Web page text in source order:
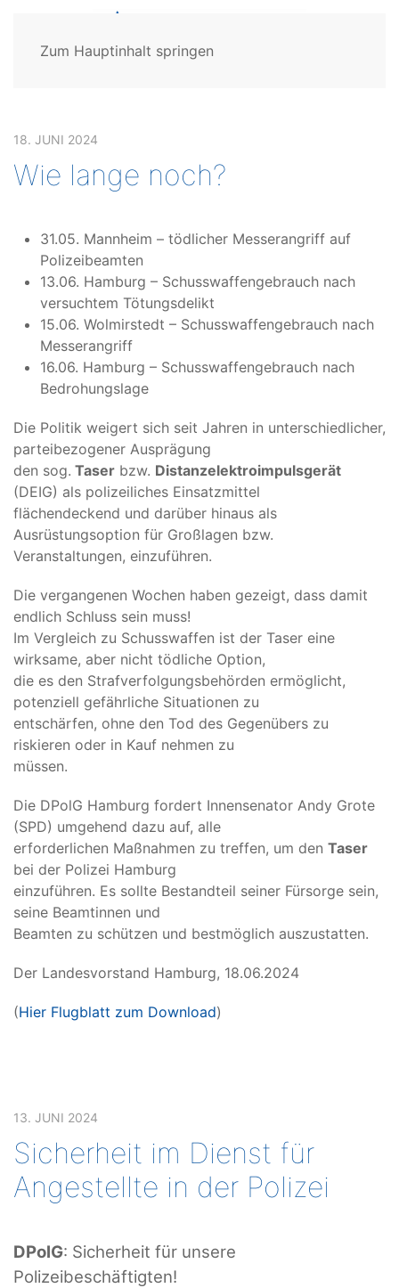
Zum Hauptinhalt springen
18. JUNI 2024
Wie lange noch?
31.05. Mannheim – tödlicher Messerangriff auf
Polizeibeamten
13.06. Hamburg – Schusswaffengebrauch nach
versuchtem Tötungsdelikt
15.06. Wolmirstedt – Schusswaffengebrauch nach
Messerangriff
16.06. Hamburg – Schusswaffengebrauch nach
Bedrohungslage
Die Politik weigert sich seit Jahren in unterschiedlicher,
parteibezogener Ausprägung
den sog. Taser bzw. Distanzelektroimpulsgerät
(DEIG) als polizeiliches Einsatzmittel
flächendeckend und darüber hinaus als
Ausrüstungsoption für Großlagen bzw.
Veranstaltungen, einzuführen.
Die vergangenen Wochen haben gezeigt, dass damit
endlich Schluss sein muss!
Im Vergleich zu Schusswaffen ist der Taser eine
wirksame, aber nicht tödliche Option,
die es den Strafverfolgungsbehörden ermöglicht,
potenziell gefährliche Situationen zu
entschärfen, ohne den Tod des Gegenübers zu
riskieren oder in Kauf nehmen zu
müssen.
Die DPolG Hamburg fordert Innensenator Andy Grote
(SPD) umgehend dazu auf, alle
erforderlichen Maßnahmen zu treffen, um den Taser
bei der Polizei Hamburg
einzuführen. Es sollte Bestandteil seiner Fürsorge sein,
seine Beamtinnen und
Beamten zu schützen und bestmöglich auszustatten.
Der Landesvorstand Hamburg, 18.06.2024
(Hier Flugblatt zum Download)
13. JUNI 2024
Sicherheit im Dienst für
Angestellte in der Polizei
DPolG: Sicherheit für unsere
Polizeibeschäftigten!